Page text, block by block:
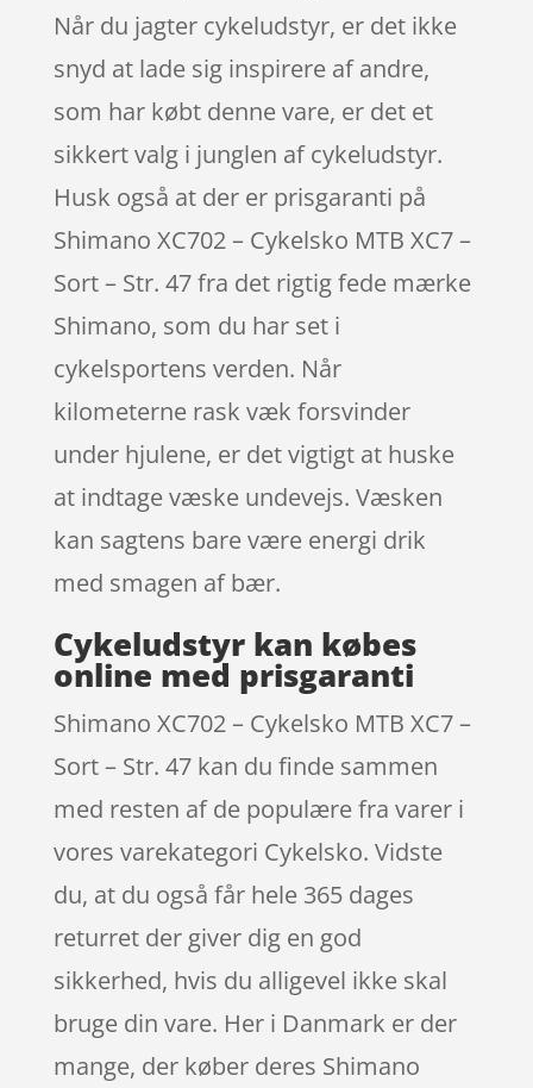
Når du jagter cykeludstyr, er det ikke
snyd at lade sig inspirere af andre,
som har købt denne vare, er det et
sikkert valg i junglen af cykeludstyr.
Husk også at der er prisgaranti på
Shimano XC702 – Cykelsko MTB XC7 –
Sort – Str. 47 fra det rigtig fede mærke
Shimano, som du har set i
cykelsportens verden. Når
kilometerne rask væk forsvinder
under hjulene, er det vigtigt at huske
at indtage væske undevejs. Væsken
kan sagtens bare være energi drik
med smagen af bær.
Cykeludstyr kan købes
online med prisgaranti
Shimano XC702 – Cykelsko MTB XC7 –
Sort – Str. 47 kan du finde sammen
med resten af de populære fra varer i
vores varekategori Cykelsko. Vidste
du, at du også får hele 365 dages
returret der giver dig en god
sikkerhed, hvis du alligevel ikke skal
bruge din vare. Her i Danmark er der
mange, der køber deres Shimano